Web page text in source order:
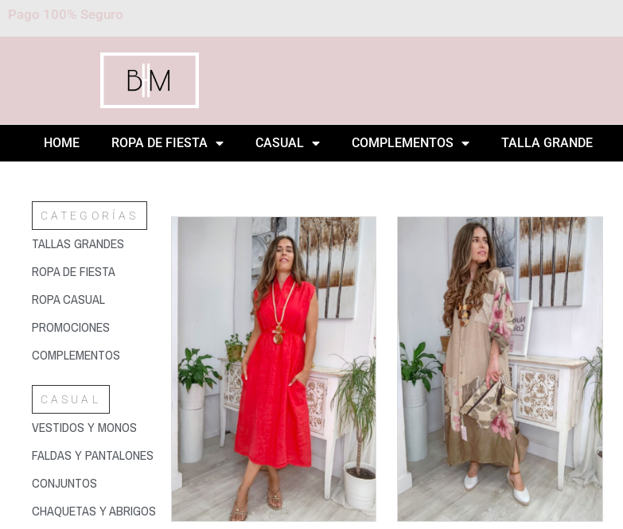
Pago 100% Seguro
HOME ROPA DE FIESTA CASUAL COMPLEMENTOS TALLA GRANDE
CATEGORÍAS
TALLAS GRANDES
ROPA DE FIESTA
ROPA CASUAL
PROMOCIONES
COMPLEMENTOS
CASUAL
VESTIDOS Y MONOS
FALDAS Y PANTALONES
CONJUNTOS
CHAQUETAS Y ABRIGOS